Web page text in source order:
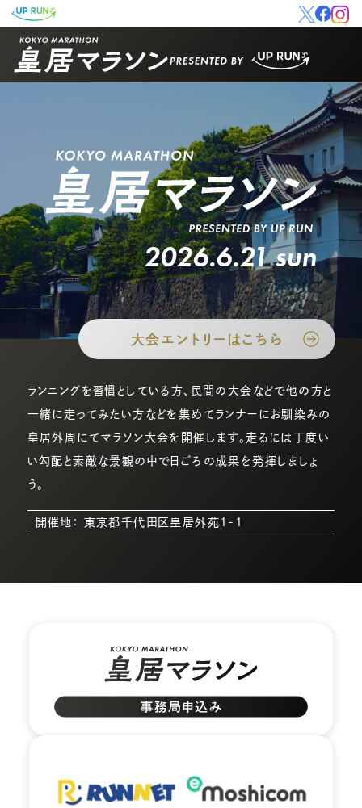
2026.6.21 sun
大会エントリーはこちら
ランニングを習慣としている方、民間の大会などで他の方と
一緒に走ってみたい方などを集めてランナーにお馴染みの
皇居外周にてマラソン大会を開催します。走るには丁度い
い勾配と素敵な景観の中で日ごろの成果を発揮しましょ
う。
開催地： 東京都千代田区皇居外苑1-1